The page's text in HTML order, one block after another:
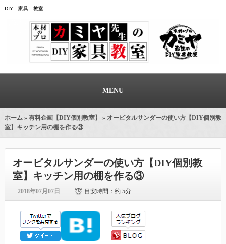
DIY 家具 教室
MENU
ホーム » 有料企画【DIY個別教室】
» オービタルサンダーの使い方【DIY個別教
室】キッチン用の棚を作る③
オービタルサンダーの使い方【DIY個別教
室】キッチン用の棚を作る③
2018年07月07日 目安時間：約 5分